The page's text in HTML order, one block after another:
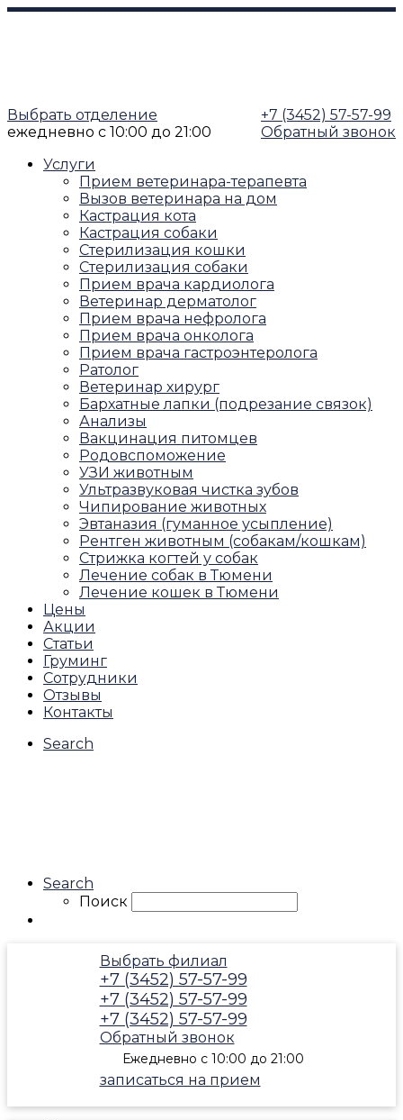
Выбрать отделение
ежедневно с 10:00 до 21:00
+7 (3452) 57-57-99
Обратный звонок
Услуги
Прием ветеринара-терапевта
Вызов ветеринара на дом
Кастрация кота
Кастрация собаки
Стерилизация кошки
Стерилизация собаки
Прием врача кардиолога
Ветеринар дерматолог
Прием врача нефролога
Прием врача онколога
Прием врача гастроэнтеролога
Ратолог
Ветеринар хирург
Бархатные лапки (подрезание связок)
Анализы
Вакцинация питомцев
Родовспоможение
УЗИ животным
Ультразвуковая чистка зубов
Чипирование животных
Эвтаназия (гуманное усыпление)
Рентген животным (собакам/кошкам)
Стрижка когтей у собак
Лечение собак в Тюмени
Лечение кошек в Тюмени
Цены
Акции
Статьи
Груминг
Сотрудники
Отзывы
Контакты
Search
Search
Поиск
Выбрать филиал
+7 (3452) 57-57-99
+7 (3452) 57-57-99
+7 (3452) 57-57-99
Обратный звонок
Ежедневно с 10:00 до 21:00
записаться на прием